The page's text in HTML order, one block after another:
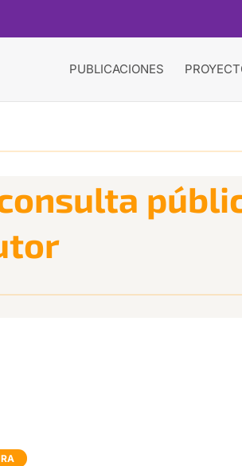
PUBLICACIONES